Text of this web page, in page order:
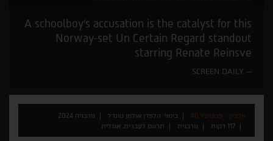
A schoolboy’s accusation is the catalyst for this
Norway-set Un Certain Regard standout
starring Renate Reinsve
SCREEN DAILY
ארכיון - פסטיבל 40 בימוי: הלפדן אולמן טונדל
נורבגיה 2024
117 דקות
נורבגית תרגום לעברית, אנגלית